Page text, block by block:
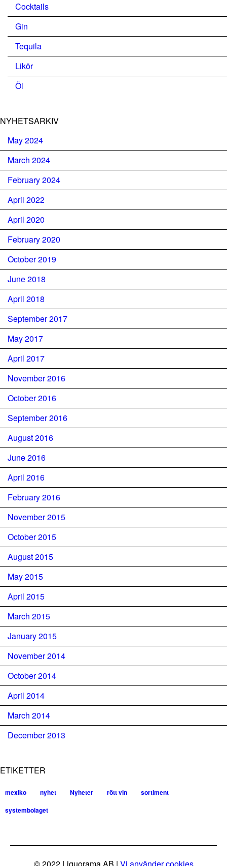
Cocktails
Gin
Tequila
Likör
Öl
NYHETSARKIV
May 2024
March 2024
February 2024
April 2022
April 2020
February 2020
October 2019
June 2018
April 2018
September 2017
May 2017
April 2017
November 2016
October 2016
September 2016
August 2016
June 2016
April 2016
February 2016
November 2015
October 2015
August 2015
May 2015
April 2015
March 2015
January 2015
November 2014
October 2014
April 2014
March 2014
December 2013
ETIKETTER
mexiko nyhet Nyheter rött vin
sortiment
systembolaget